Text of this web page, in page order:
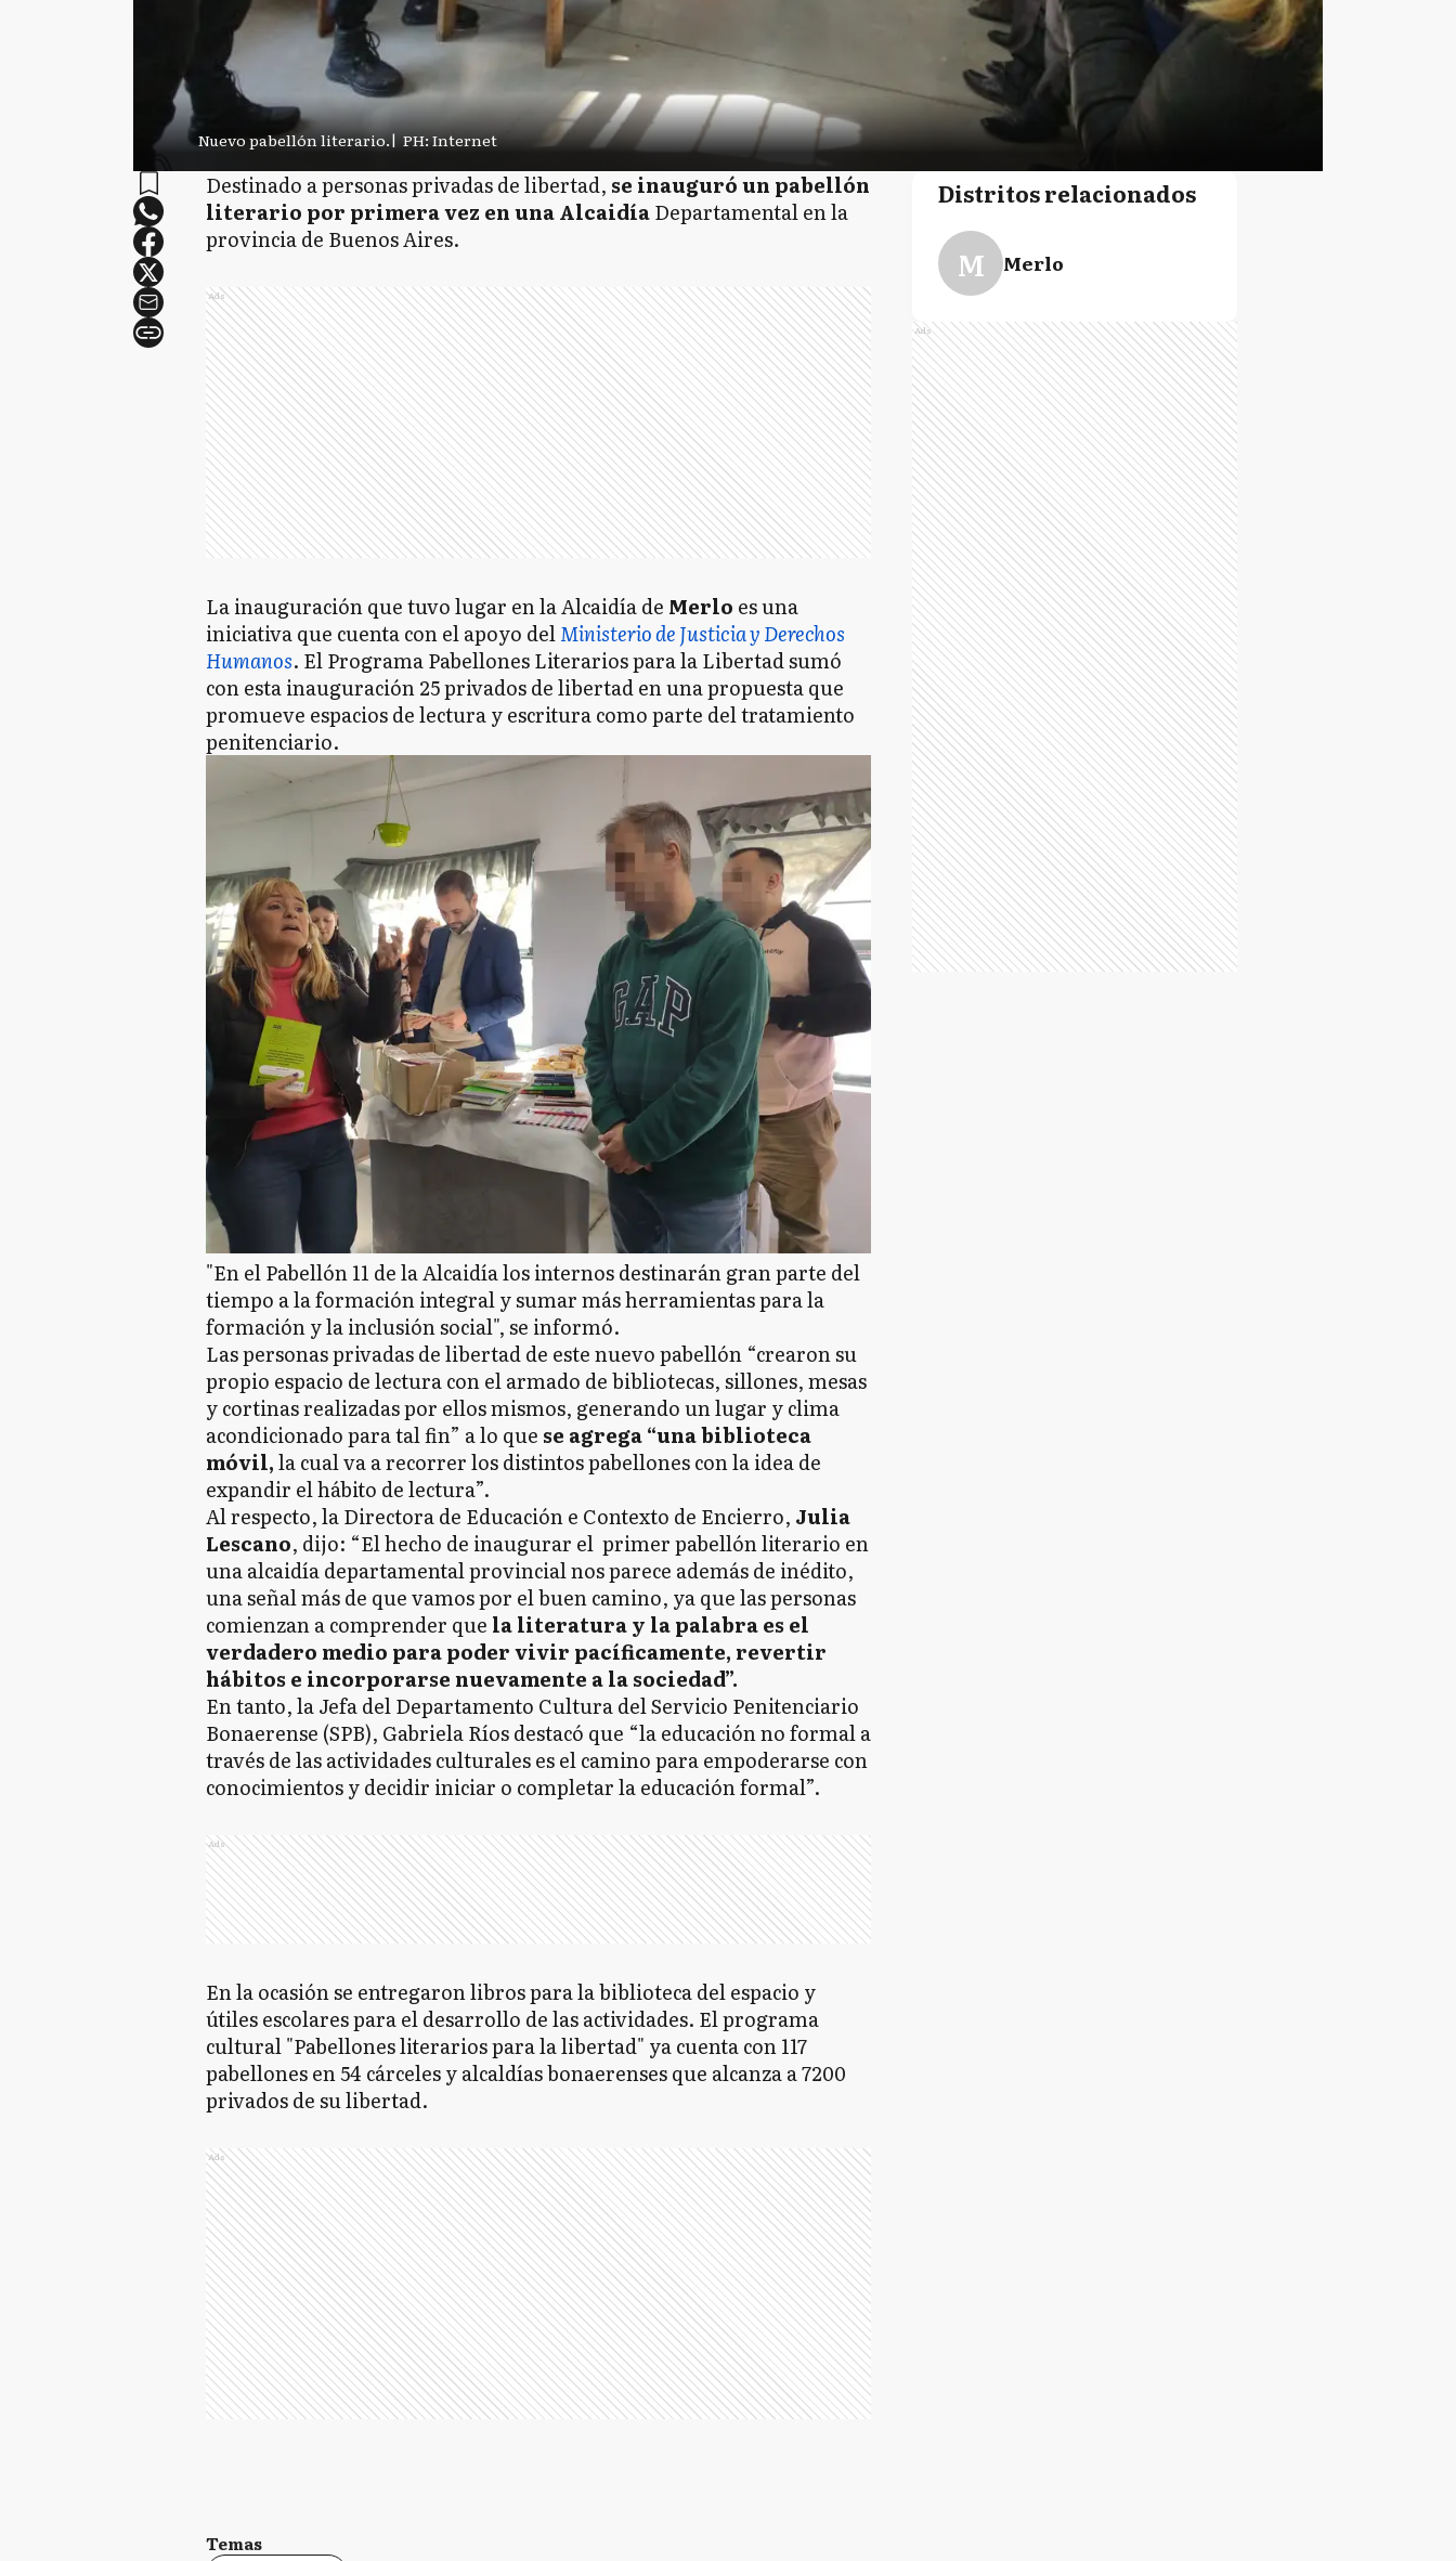
Nuevo pabellón literario.| PH: Internet
Destinado a personas privadas de libertad, se inauguró un pabellón
literario por primera vez en una AlcaidíaDepartamental en la
provincia de Buenos Aires.
Ads
La inauguración que tuvo lugar en la Alcaidía de Merlo es una
iniciativa que cuenta con el apoyo delMinisterio de Justicia y Derechos
Humanos. El Programa Pabellones Literarios para la Libertad sumó
con esta inauguración 25 privados de libertad en una propuesta que
promueve espacios de lectura y escritura como parte del tratamiento
penitenciario.
"En el Pabellón 11 de la Alcaidía los internos destinarán gran parte del
tiempo a la formación integral y sumar más herramientas para la
formación y la inclusión social", se informó.
Las personas privadas de libertad de este nuevo pabellón “crearon su
propio espacio de lectura con el armado de bibliotecas, sillones, mesas
y cortinas realizadas por ellos mismos, generando un lugar y clima
acondicionado para tal fin” a lo que se agrega “una biblioteca
móvil,la cual va a recorrer los distintos pabellones con la idea de
expandir el hábito de lectura”.
Al respecto, la Directora de Educación e Contexto de Encierro, Julia
Lescano, dijo: “El hecho de inaugurar el primer pabellón literario en
una alcaidía departamental provincial nos parece además de inédito,
una señal más de que vamos por el buen camino, ya que las personas
comienzan a comprender que la literatura y la palabra es el
verdadero medio para poder vivir pacíficamente, revertir
hábitos e incorporarse nuevamente a la sociedad”.
En tanto, la Jefa del Departamento Cultura del Servicio Penitenciario
Bonaerense (SPB), Gabriela Ríos destacó que “la educación no formal a
través de las actividades culturales es el camino para empoderarse con
conocimientos y decidir iniciar o completar la educación formal”.
Ads
En la ocasión se entregaron libros para la biblioteca del espacio y
útiles escolares para el desarrollo de las actividades. El programa
cultural "Pabellones literarios para la libertad" ya cuenta con 117
pabellones en 54 cárceles y alcaldías bonaerenses que alcanza a 7200
privados de su libertad.
Ads
Temas
Distritos relacionados
M Merlo
Ads